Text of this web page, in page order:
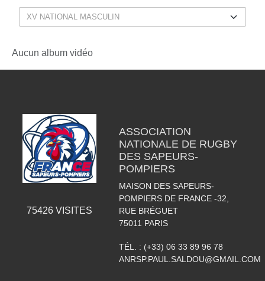
Aucun album vidéo
75426VISITES
ASSOCIATION
NATIONALE DE RUGBY
DES SAPEURS-
POMPIERS
MAISON DES SAPEURS-
POMPIERS DE FRANCE -32,
RUE BRÉGUET
75011 PARIS
TÉL. : (+33) 06 33 89 96 78
ANRSP.PAUL.SALDOU@GMAIL.COM